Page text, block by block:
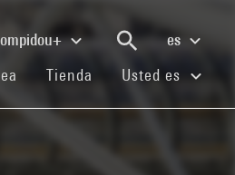
es
(current)
Tienda (current)
Usted es